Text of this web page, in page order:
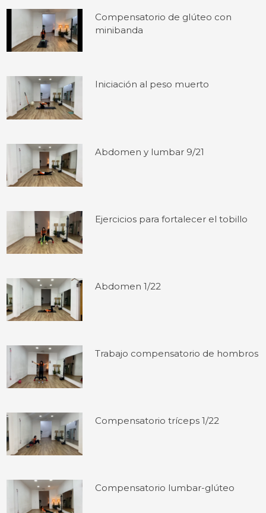
Compensatorio de glúteo con
minibanda
Iniciación al peso muerto
Abdomen y lumbar 9/21
Ejercicios para fortalecer el tobillo
Abdomen 1/22
Trabajo compensatorio de hombros
Compensatorio tríceps 1/22
Compensatorio lumbar-glúteo